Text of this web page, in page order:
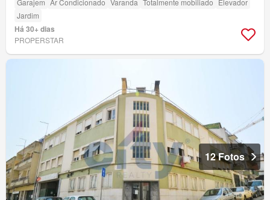
Jardim
Há 30+ dias
PROPERSTAR
12 Fotos